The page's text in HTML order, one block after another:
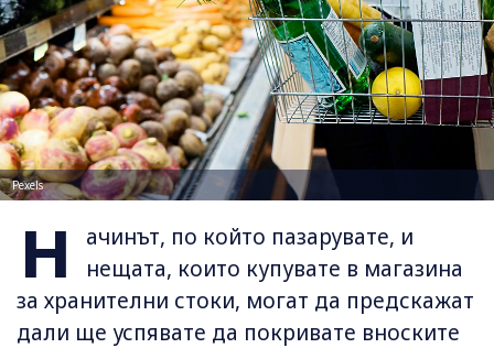
Pexels
Н
ачинът, по който пазарувате, и
нещата, които купувате в магазина
за хранителни стоки, могат да предскажат
дали ще успявате да покривате вноските